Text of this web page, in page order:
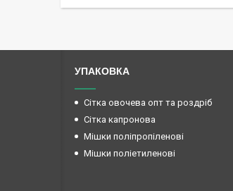
УПАКОВКА
Сітка овочева опт та роздріб
Сітка капронова
Мішки поліпропіленові
Мішки поліетиленові